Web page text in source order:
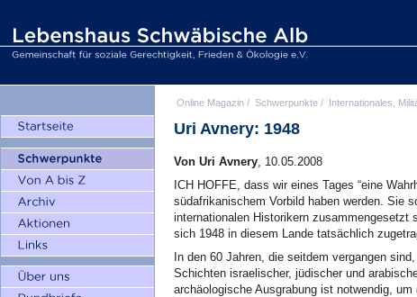
Online Magazin / Schwerpunkte / Internationales,
Uri Avnery: 1948
Von Uri Avnery, 10.05.2008
ICH HOFFE, dass wir eines Tages “eine
südafrikanischem Vorbild haben werden. Sie
internationalen Historikern zusammengesetzt
sich 1948 in diesem Lande tatsächlich
In den 60 Jahren, die seitdem vergangen
Schichten israelischer, jüdischer und
archäologische Ausgrabung ist notwendig,